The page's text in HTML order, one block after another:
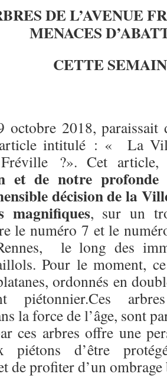
DE L’AVENUE
MENACES
CETTE
octobre 2018, paraissait
intitulé : « La
Fréville ?». Cet
et de notre profonde
décision de la
magnifiques, sur un
le numéro 7 et le
le long des
Pour le moment,
ordonnés en
piétonnier.Ces
la force de l’âge, sont
ces arbres offre une
piétons d’être
de profiter d’un